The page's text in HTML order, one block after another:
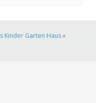
Kinder Garten Haus»